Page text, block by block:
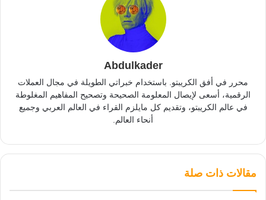
Abdulkader
محرر في أفق الكريبتو. باستخدام خبراتي الطويلة في مجال العملات
الرقمية، أسعى لإيصال المعلومة الصحيحة وتصحيح المفاهيم المغلوطة
في عالم الكريبتو، وتقديم كل مايلزم القراء في العالم العربي وجميع
أنحاء العالم.
مقالات ذات صلة